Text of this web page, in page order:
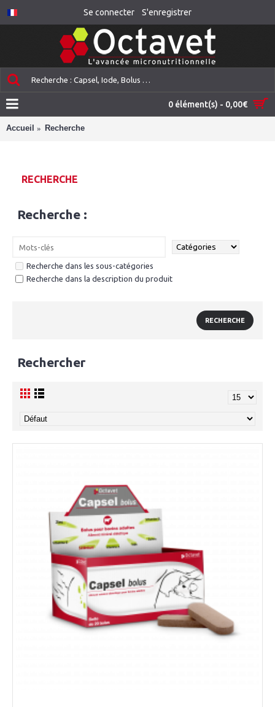
Se connecter S'enregistrer
0 élément(s) - 0,00€
Accueil Recherche
RECHERCHE
Recherche :
Recherche dans les sous-catégories
Recherche dans la description du produit
Rechercher